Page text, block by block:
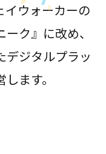
イウォーカーの
ク』に改め、
ジタルプラッ
ます。